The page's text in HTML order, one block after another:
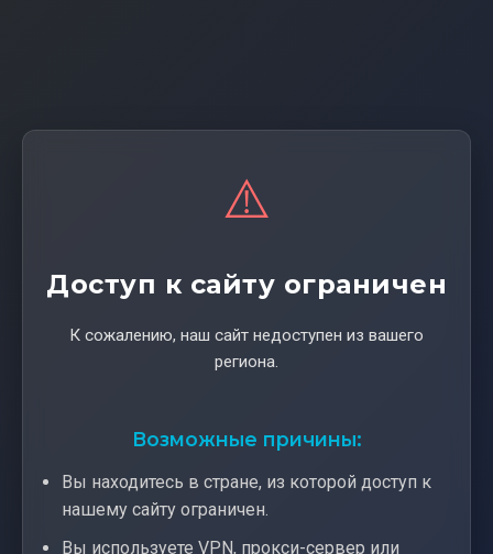
⚠️
Доступ к сайту ограничен
К сожалению, наш сайт недоступен из вашего
региона.
Возможные причины:
Вы находитесь в стране, из которой доступ к
нашему сайту ограничен.
Вы используете VPN, прокси-сервер или